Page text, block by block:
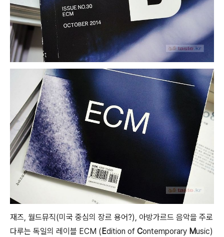
재즈, 월드뮤직(미국 중심의 장르 용어?), 아방가르드 음악을 주로
다루는 독일의 레이블 ECM ( Edition of Contemporary Music)